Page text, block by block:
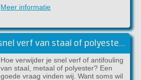
Meer informatie
Hoe verwijder je snel verf van staal of polyester?
Hoe verwijder je snel verf of antifouling
van staal, metaal of polyester? Een
goede vraag vinden wij. Want soms wil